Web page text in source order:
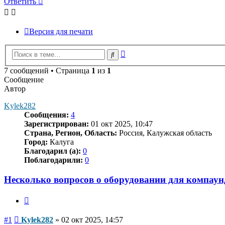
Версия для печати
Поиск
7 сообщений • Страница 1 из 1
Сообщение
Автор
Kylek282
Сообщения: 4
Зарегистрирован: 01 окт 2025, 10:47
Страна, Регион, Область: Россия, Калужская область
Город: Калуга
Благодарил (а): 0
Поблагодарили: 0
Несколько вопросов о оборудовании для
#1 Сообщение
Kylek282 » 02 окт 2025, 14:57